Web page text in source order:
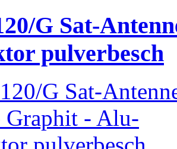
G Sat-
pulverbesch